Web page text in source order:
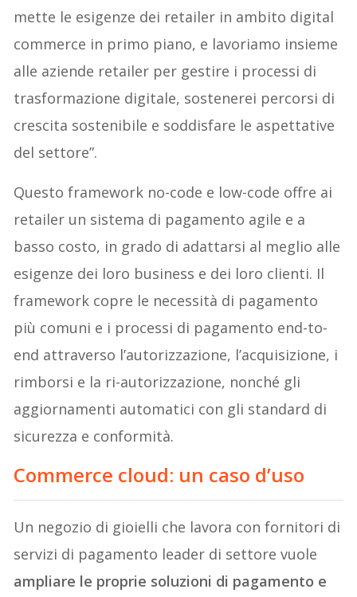
mette le esigenze dei retailer in ambito digital
commerce in primo piano, e lavoriamo insieme
alle aziende retailer per gestire i processi di
trasformazione digitale, sostenerei percorsi di
crescita sostenibile e soddisfare le aspettative
del settore”.
Questo framework no-code e low-code offre ai
retailer un sistema di pagamento agile e a
basso costo, in grado di adattarsi al meglio alle
esigenze dei loro business e dei loro clienti. Il
framework copre le necessità di pagamento
più comuni e i processi di pagamento end-to-
end attraverso l’autorizzazione, l’acquisizione, i
rimborsi e la ri-autorizzazione, nonché gli
aggiornamenti automatici con gli standard di
sicurezza e conformità.
Commerce cloud: un caso d’uso
Un negozio di gioielli che lavora con fornitori di
servizi di pagamento leader di settore vuole
ampliare le proprie soluzioni di pagamento e